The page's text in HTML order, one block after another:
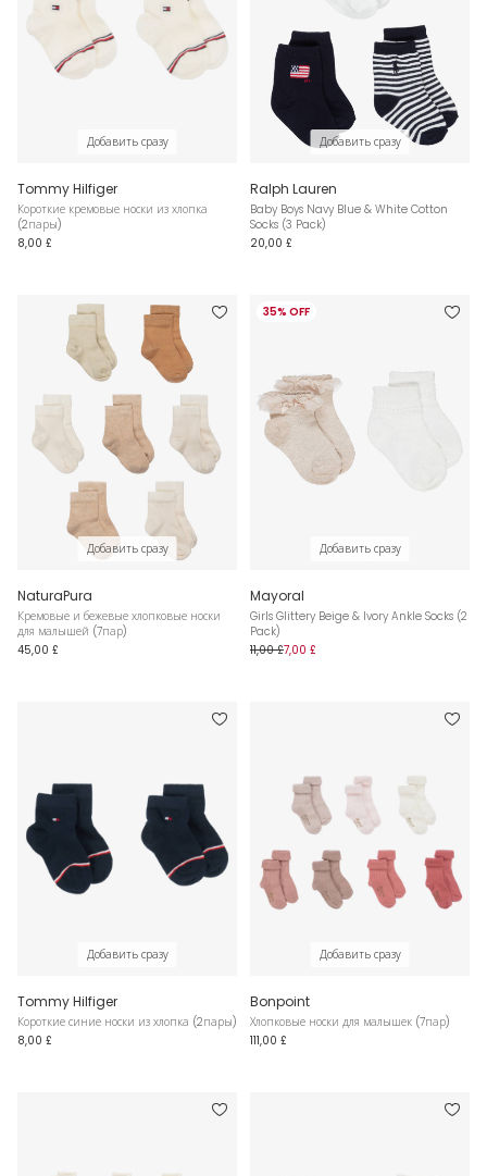
Добавить сразу
Tommy Hilfiger
Короткие кремовые носки из хлопка
(2пары)
8,00 £
Добавить сразу
Ralph Lauren
Baby Boys Navy Blue & White Cotton
Socks (3 Pack)
20,00 £
Добавить сразу
NaturaPura
Кремовые и бежевые хлопковые носки
для малышей (7пар)
45,00 £
35% OFF
Добавить сразу
Mayoral
Girls Glittery Beige & Ivory Ankle Socks (2
Pack)
11,00 £7,00 £
Добавить сразу
Tommy Hilfiger
Короткие синие носки из хлопка (2пары)
8,00 £
Добавить сразу
Bonpoint
Хлопковые носки для малышек (7пар)
111,00 £